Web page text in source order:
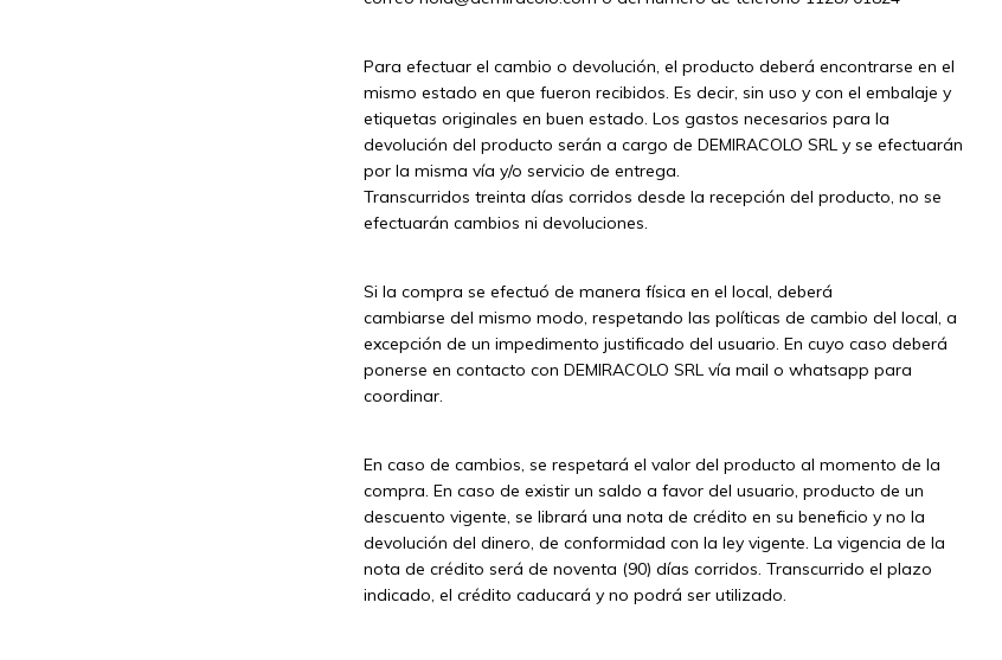
Para efectuar el cambio o devolución, el producto deberá encontrarse en el
mismo estado en que fueron recibidos. Es decir, sin uso y con el embalaje y
etiquetas originales en buen estado. Los gastos necesarios para la
devolución del producto serán a cargo de DEMIRACOLO SRL y se efectuarán
por la misma vía y/o servicio de entrega.
Transcurridos treinta días corridos desde la recepción del producto, no se
efectuarán cambios ni devoluciones.
Si la compra se efectuó de manera física en el local, deberá
cambiarse del mismo modo, respetando las políticas de cambio del local, a
excepción de un impedimento justificado del usuario. En cuyo caso deberá
ponerse en contacto con DEMIRACOLO SRL vía mail o whatsapp para
coordinar.
En caso de cambios, se respetará el valor del producto al momento de la
compra. En caso de existir un saldo a favor del usuario, producto de un
descuento vigente, se librará una nota de crédito en su beneficio y no la
devolución del dinero, de conformidad con la ley vigente. La vigencia de la
nota de crédito será de noventa (90) días corridos. Transcurrido el plazo
indicado, el crédito caducará y no podrá ser utilizado.